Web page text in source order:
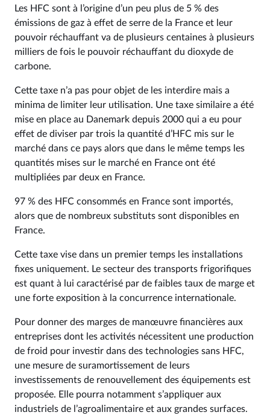
Les HFC sont à l’origine d’un peu plus de 5 % des
émissions de gaz à effet de serre de la France et leur
pouvoir réchauffant va de plusieurs centaines à plusieurs
milliers de fois le pouvoir réchauffant du dioxyde de
carbone.
Cette taxe n’a pas pour objet de les interdire mais a
minima de limiter leur utilisation. Une taxe similaire a été
mise en place au Danemark depuis 2000 qui a eu pour
effet de diviser par trois la quantité d’HFC mis sur le
marché dans ce pays alors que dans le même temps les
quantités mises sur le marché en France ont été
multipliées par deux en France.
97 % des HFC consommés en France sont importés,
alors que de nombreux substituts sont disponibles en
France.
Cette taxe vise dans un premier temps les installations
fixes uniquement. Le secteur des transports frigorifiques
est quant à lui caractérisé par de faibles taux de marge et
une forte exposition à la concurrence internationale.
Pour donner des marges de manœuvre financières aux
entreprises dont les activités nécessitent une production
de froid pour investir dans des technologies sans HFC,
une mesure de suramortissement de leurs
investissements de renouvellement des équipements est
proposée. Elle pourra notamment s’appliquer aux
industriels de l’agroalimentaire et aux grandes surfaces.